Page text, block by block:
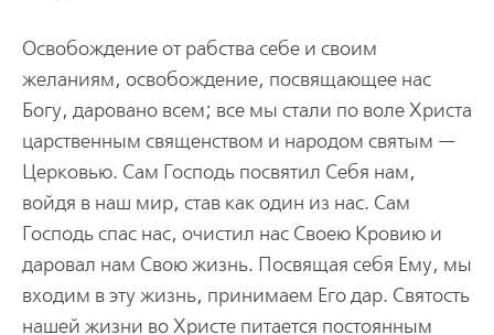
Освобождение от рабства себе и своим
желаниям, освобождение, посвящающее нас
Богу, даровано всем; все мы стали по воле Христа
царственным священством и народом святым —
Церковью. Сам Господь посвятил Себя нам,
войдя в наш мир, став как один из нас. Сам
Господь спас нас, очистил нас Своею Кровию и
даровал нам Свою жизнь. Посвящая себя Ему, мы
входим в эту жизнь, принимаем Его дар. Святость
нашей жизни во Христе питается постоянным